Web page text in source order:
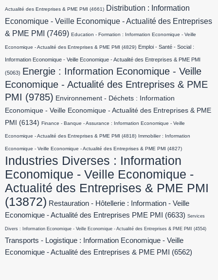
Actualité des Entreprises & PME PMI (4661) Distribution : Information
Economique - Veille Economique - Actualité des Entreprises
& PME PMI
(7469) Education - Formation : Information Economique - Veille
Economique - Actualité des Entreprises & PME PMI (4829) Emploi - Santé - Social :
Information Economique - Veille Economique - Actualité des Entreprises & PME PMI
(5063) Energie : Information Economique - Veille
Economique - Actualité des Entreprises & PME
PMI (9785) Environnement - Déchets : Information
Economique - Veille Economique - Actualité des Entreprises & PME
PMI
(6134) Finance - Banque - Assurance : Information Economique - Veille
Economique - Actualité des Entreprises & PME PMI (4818) Immobilier : Information
Economique - Veille Economique - Actualité des Entreprises & PME PMI (4827)
Industries Diverses : Information
Economique - Veille Economique -
Actualité des Entreprises & PME PMI
(13872) Restauration - Hôtellerie : Information - Veille
Economique - Actualité des Entreprises PME PMI
(6633) Services
Divers : Information Economique - Veille Economique - Actualité des Entreprises & PME PMI (4554)
Transports - Logistique : Information Economique - Veille
Economique - Actualité des Entreprises & PME PMI
(6562)